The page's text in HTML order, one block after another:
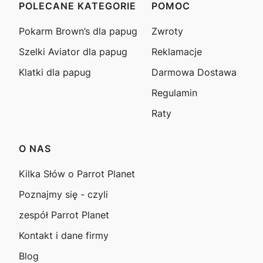
Linki w stopce
POLECANE KATEGORIE
Pokarm Brown’s dla papug
Szelki Aviator dla papug
Klatki dla papug
POMOC
Zwroty
Reklamacje
Darmowa Dostawa
Regulamin
Raty
O NAS
Kilka Słów o Parrot Planet
Poznajmy się - czyli
zespół Parrot Planet
Kontakt i dane firmy
Blog